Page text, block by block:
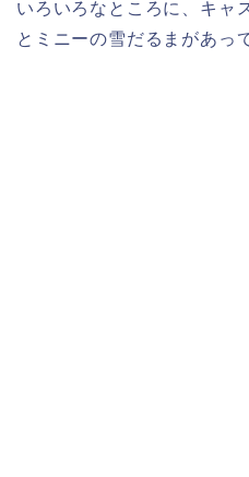
いろいろなところに、キャ
とミニーの雪だるまがあっ